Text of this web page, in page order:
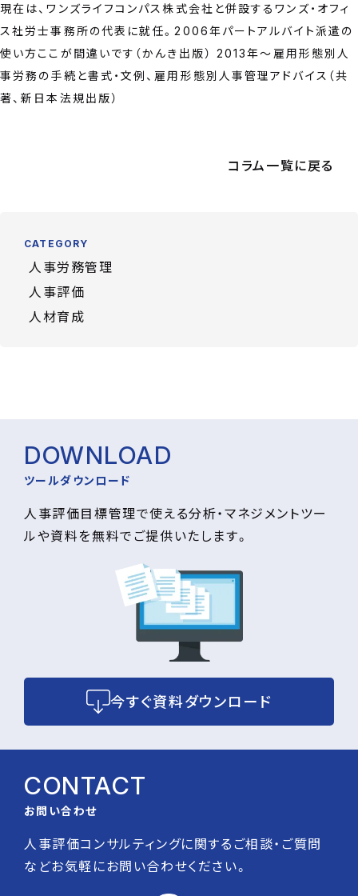
現在は、ワンズライフコンパス株式会社と併設するワンズ・オフィ
ス社労士事務所の代表に就任。2006年パートアルバイト派遣の
使い方ここが間違いです（かんき出版） 2013年～雇用形態別人
事労務の手続と書式・文例、雇用形態別人事管理アドバイス（共
著、新日本法規出版）
コラム一覧に戻る
CATEGORY
人事労務管理
人事評価
人材育成
DOWNLOAD
ツールダウンロード
人事評価目標管理で使える分析・マネジメントツー
ルや資料を無料でご提供いたします。
今すぐ資料ダウンロード
CONTACT
お問い合わせ
人事評価コンサルティングに関するご相談・ご質問
などお気軽にお問い合わせください。